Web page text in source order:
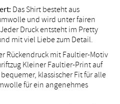
Das Shirt besteht aus
und wird unter fairen
Druck entsteht im Pretty
mit viel Liebe zum Detail.
Rückendruck mit Faultier-Motiv
Kleiner Faultier-Print auf
klassischer Fit für alle
für ein angenehmes